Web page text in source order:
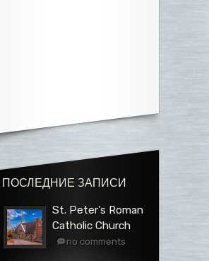
ПОСЛЕДНИЕ ЗАПИСИ
St. Peter's Roman
Catholic Church
no comments